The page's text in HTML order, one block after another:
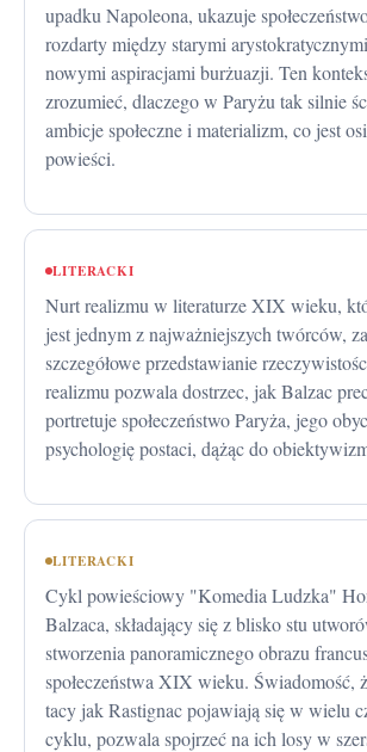
upadku Napoleona, ukazuje
rozdarty między starymi
nowymi aspiracjami burżuazji. Ten
zrozumieć, dlaczego w Paryżu tak silnie
ambicje społeczne i materializm, co jest
powieści.
LITERACKI
Nurt realizmu w literaturze XIX wieku, którego Balzac
jest jednym z najważniejszych twórców,
szczegółowe przedstawianie
realizmu pozwala dostrzec, jak Balzac
portretuje społeczeństwo Paryża, jego
psychologię postaci, dążąc do
LITERACKI
Cykl powieściowy "Komedia Ludzka" Honoriusza
Balzaca, składający się z blisko stu
stworzenia panoramicznego obrazu
społeczeństwa XIX wieku. Świadomość,
tacy jak Rastignac pojawiają się w wielu
cyklu, pozwala spojrzeć na ich losy w